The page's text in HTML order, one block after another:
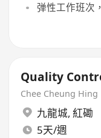
弹性工作班次
Quality
Chee Cheung Hing
九龍城, 紅磡
5天/週